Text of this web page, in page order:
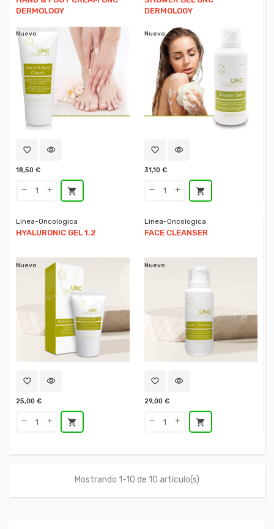
DERMOLOGY
Nuevo
favorite_border visibility
18,50 €
shopping_cart
DERMOLOGY
Nuevo
favorite_border visibility
31,10 €
shopping_cart
Linea-Oncologica
HYALURONIC GEL 1.2
Nuevo
favorite_border visibility
25,00 €
shopping_cart
Linea-Oncologica
FACE CLEANSER
Nuevo
favorite_border visibility
29,00 €
shopping_cart
Mostrando 1-10 de 10 artículo(s)